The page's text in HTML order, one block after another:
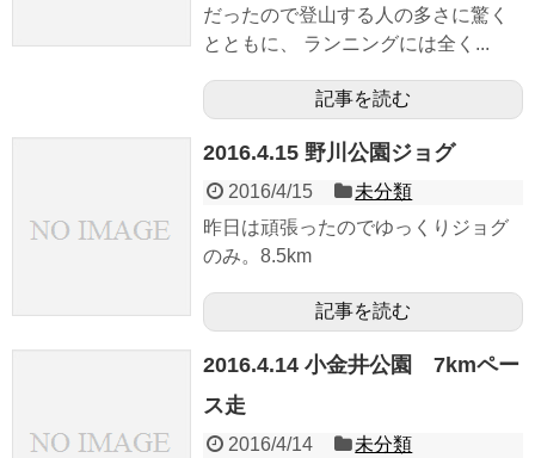
だったので登山する人の多さに驚く
とともに、 ランニングには全く...
記事を読む
2016.4.15 野川公園ジョグ
2016/4/15
未分類
昨日は頑張ったのでゆっくりジョグ
のみ。8.5km
記事を読む
2016.4.14 小金井公園 7kmペー
ス走
2016/4/14
未分類